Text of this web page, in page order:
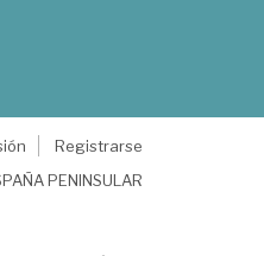
Registrarse
PENINSULAR